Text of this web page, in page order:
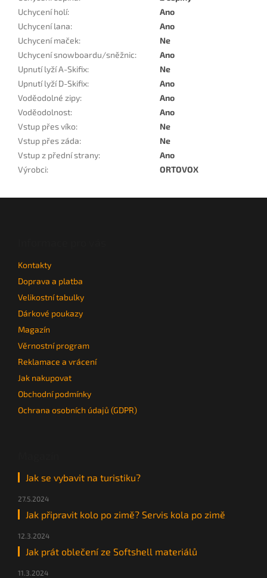
Uchycení holí:
Ano
Uchycení lana:
Ano
Uchycení maček:
Ne
Uchycení snowboardu/sněžnic:
Ano
Upnutí lyží A-Skifix:
Ne
Upnutí lyží D-Skifix:
Ano
Voděodolné zipy:
Ano
Voděodolnost:
Ano
Vstup přes víko:
Ne
Vstup přes záda:
Ne
Vstup z přední strany:
Ano
Výrobci: ORTOVOX
Kontakty
Doprava a platba
Velikostní tabulky
Dárkové poukazy
Magazín
Věrnostní program
Reklamace a vrácení
Jak nakupovat
Obchodní podmínky
Ochrana osobních údajů (GDPR)
Jak se vybavit na turistiku?
27.5.2024
Jak připravit kolo po zimě? Servis kola po zimě
12.3.2024
Jak prát oblečení ze Softshell materiálů
11.3.2024